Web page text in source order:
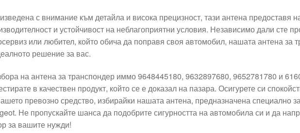
с внимание към детайла и висока прецизност, тази антена предоставя
и устойчивост на неблагоприятни условия. Независимо дали сте
или любител, който обича да поправя своя автомобил, нашата антена за
решение за вас.
на антена за транспондер иммо 9648445180, 9632897680, 9652781780 и
в качествен продукт, който се е доказал на пазара. Осигурете си
превозно средство, избирайки нашата антена, предназначена специално
Не пропускайте шанса да подобрите сигурността на автомобила си и да
за вашите нужди!